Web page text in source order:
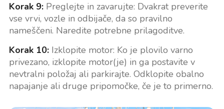
Korak 9:Preglejte in zavarujte: Dvakrat preverite
vse vrvi, vozle in odbijače, da so pravilno
nameščeni. Naredite potrebne prilagoditve.
Korak 10:Izklopite motor: Ko je plovilo varno
privezano, izklopite motor(je) in ga postavite v
nevtralni položaj ali parkirajte. Odklopite obalno
napajanje ali druge pripomočke, če je to primerno.